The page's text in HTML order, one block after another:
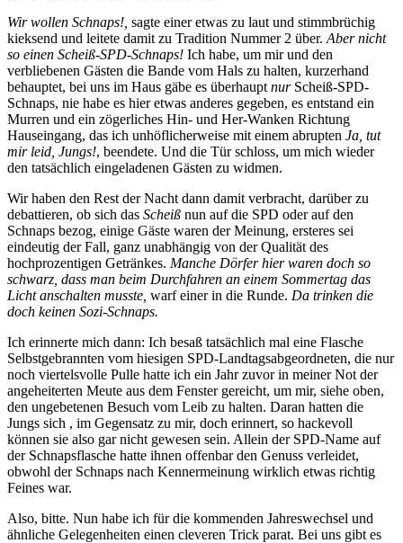
Wir wollen Schnaps!, sagte einer etwas zu laut und stimmbrüchig
kieksend und leitete damit zu Tradition Nummer 2 über. Aber nicht
so einen Scheiß-SPD-Schnaps! Ich habe, um mir und den
verbliebenen Gästen die Bande vom Hals zu halten, kurzerhand
behauptet, bei uns im Haus gäbe es überhaupt nurScheiß-SPD-
Schnaps, nie habe es hier etwas anderes gegeben, es entstand ein
Murren und ein zögerliches Hin- und Her-Wanken Richtung
Hauseingang, das ich unhöflicherweise mit einem abrupten Ja, tut
mir leid, Jungs!, beendete. Und die Tür schloss, um mich wieder
den tatsächlich eingeladenen Gästen zu widmen.
Wir haben den Rest der Nacht dann damit verbracht, darüber zu
debattieren, ob sich das Scheiß nun auf die SPD oder auf den
Schnaps bezog, einige Gäste waren der Meinung, ersteres sei
eindeutig der Fall, ganz unabhängig von der Qualität des
hochprozentigen Getränkes. Manche Dörfer hier waren doch so
schwarz, dass man beim Durchfahren an einem Sommertag das
Licht anschalten musste, warf einer in die Runde. Da trinken die
doch keinen Sozi-Schnaps.
Ich erinnerte mich dann: Ich besaß tatsächlich mal eine Flasche
Selbstgebrannten vom hiesigen SPD-Landtagsabgeordneten, die nur
noch viertelsvolle Pulle hatte ich ein Jahr zuvor in meiner Not der
angeheiterten Meute aus dem Fenster gereicht, um mir, siehe oben,
den ungebetenen Besuch vom Leib zu halten. Daran hatten die
Jungs sich , im Gegensatz zu mir, doch erinnert, so hackevoll
können sie also gar nicht gewesen sein. Allein der SPD-Name auf
der Schnapsflasche hatte ihnen offenbar den Genuss verleidet,
obwohl der Schnaps nach Kennermeinung wirklich etwas richtig
Feines war.
Also, bitte. Nun habe ich für die kommenden Jahreswechsel und
ähnliche Gelegenheiten einen cleveren Trick parat. Bei uns gibt es